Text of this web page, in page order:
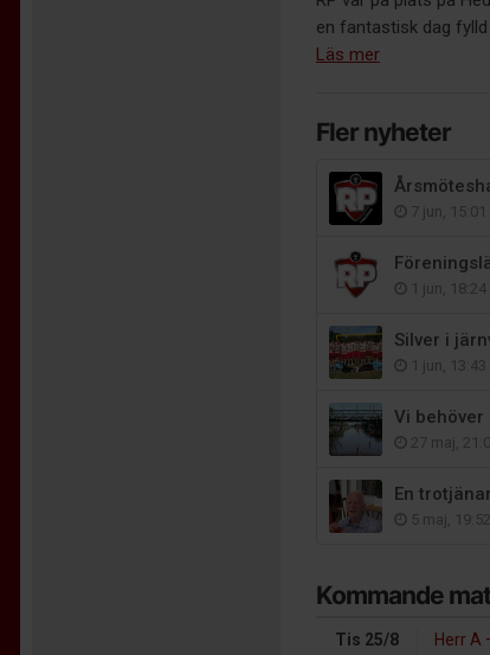
en fantastisk dag
Läs mer
Fler nyheter
7 jun, 15:01
1 jun, 18:24
Silver i
1 jun, 13:43
Vi behöver
27 maj,
En
5 maj, 19:52
Kommande
Tis 25/8 Herr A